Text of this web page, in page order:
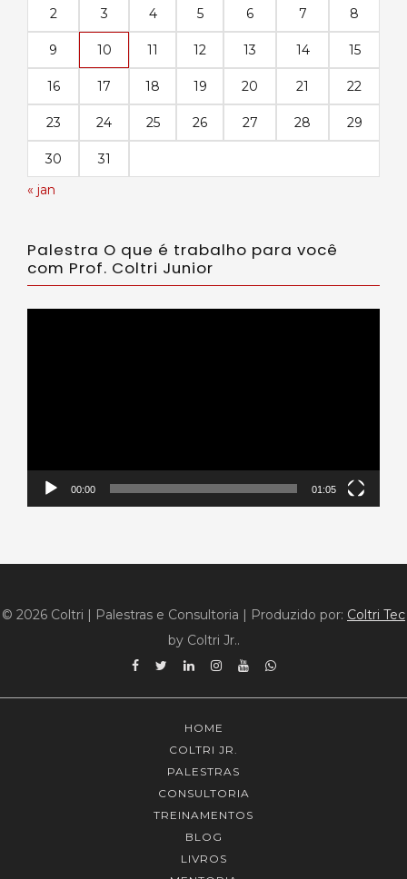
2 3 4 5 6 7 8
9 10 11 12 13 14 15
16 17 18 19 20 21 22
23 24 25 26 27 28 29
30
31
« jan
Palestra O que é trabalho para você
com Prof. Coltri Junior
00:00 01:05
© 2026 Coltri | Palestras e Consultoria | Produzido por: Coltri Tec
by Coltri Jr..
Facebook
TwitterLinkedinInstagram
YouTubeWhatsApp
HOME
COLTRI JR.
PALESTRAS
CONSULTORIA
TREINAMENTOS
BLOG
LIVROS